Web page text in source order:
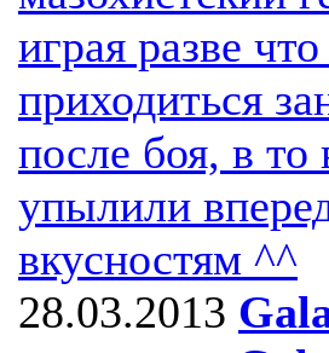
играя разве
приходиться
после боя, в
упылили
вкусностям ^^
28.03.2013